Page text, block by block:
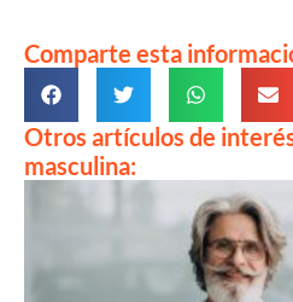
Comparte esta
Otros artículos de
masculina: